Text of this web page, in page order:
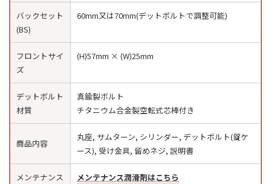
バックセット
(BS)
60mm又は70mm(デットボルトで調整可能)
フロントサイ
ズ
(H)57mm × (W)25mm
デットボルト
材質
真鍮製ボルト
チタニウム合金製空転式芯棒付き
商品内容
丸座, サムターン, シリンダー, デットボルト(錠ケ
ース), 受け金具, 留めネジ, 説明書
メンテナンス メンテナンス潤滑剤はこちら